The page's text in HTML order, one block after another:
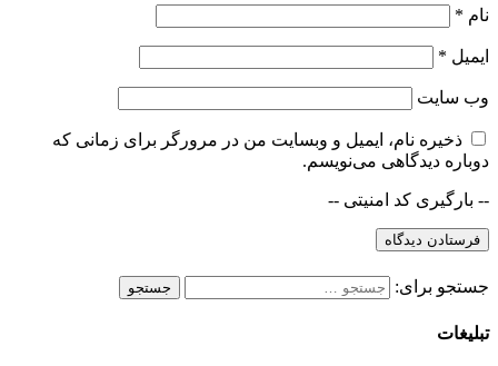
نام *
ایمیل *
وب‌ سایت
ذخیره نام، ایمیل و وبسایت من در مرورگر برای زمانی که
دوباره دیدگاهی می‌نویسم.
-- بارگیری کد امنیتی --
جستجو برای:
تبلیغات